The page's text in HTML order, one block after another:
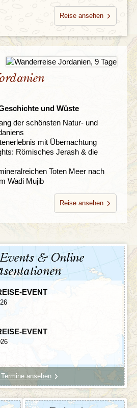
Reise ansehen
und Wüste
der schönsten Natur- und
mit Übernachtung
Römisches Jerash & die
Toten Meer nach
Wadi Mujib
Reise ansehen
& Online
EVENT
EVENT
ansehen